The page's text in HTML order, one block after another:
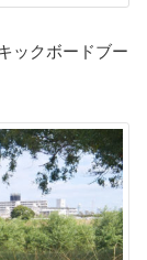
ックボードブー